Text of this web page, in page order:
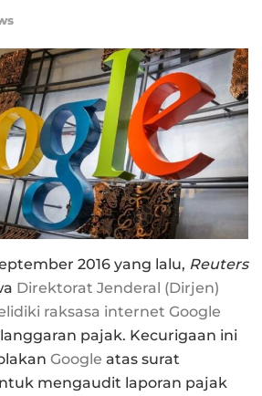
2016 yang lalu, Reuters
Direktorat Jenderal (Dirjen)
raksasa internet Google
pajak. Kecurigaan ini
Google atas surat
mengaudit laporan pajak